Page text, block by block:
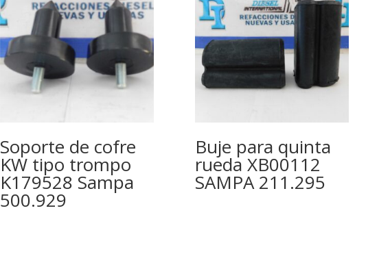
Soporte de cofre
KW tipo trompo
K179528 Sampa
500.929
Buje para quinta
rueda XB00112
SAMPA 211.295